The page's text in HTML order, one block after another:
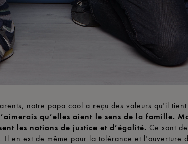
notre papa cool a reçu des valeurs qu’il
qu’elles aient le sens de la famille.
les notions de justice et d’égalité. Ce sont
Il en est de même pour la tolérance et l’ouverture